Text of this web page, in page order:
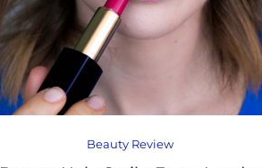
Beauty Review